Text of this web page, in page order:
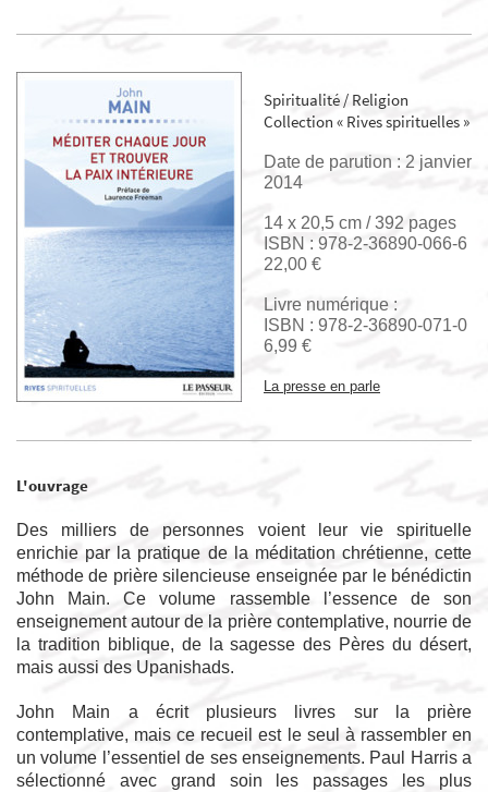
Spiritualité / Religion
Collection « Rives spirituelles »
Date de parution : 2 janvier
2014
14 x 20,5 cm /392 pages
ISBN : 978-2-36890-066-6
22,00 €
Livre numérique :
ISBN : 978-2-36890-071-0
6,99 €
La presse en parle
L'ouvrage
Des milliers de personnes voient leur vie spirituelle
enrichie par la pratique de la méditation chrétienne, cette
méthode de prière silencieuse enseignée par le bénédictin
John Main. Ce volume rassemble l’essence de son
enseignement autour de la prière contemplative, nourrie de
la tradition biblique, de la sagesse des Pères du désert,
mais aussi des Upanishads.
John Main a écrit plusieurs livres sur la prière
contemplative, mais ce recueil est le seul à rassembler en
un volume l’essentiel de ses enseignements. Paul Harris a
sélectionné avec grand soin les passages les plus